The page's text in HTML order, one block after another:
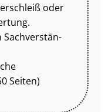
oder
Sach­ver­stän­
Seiten)